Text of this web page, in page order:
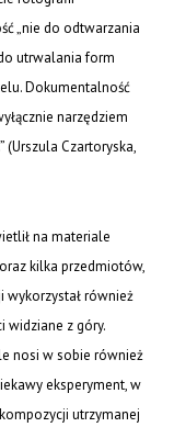
„nie do odtwarzania
utrwalania form
Dokumentalność
narzędziem
Czartoryska,
na materiale
kilka przedmiotów,
wykorzystał również
widziane z góry.
nosi w sobie również
eksperyment, w
utrzymanej